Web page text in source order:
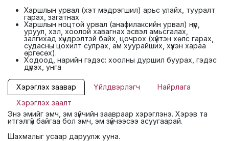
Харшлын урвал (хэт мэдрэгшил) арьс улайх, тууралт
гарах, загатнах
Харшлын ноцтой урвал (анафилаксийн урвал) нүүр,
уруул, хэл, хоолой хавагнах эсвэл амьсгалах,
залгихад хүндрэлтэй байх, цочрох (хүйтэн хөлс гарах,
судасны цохилт сулрах, ам хуурайших, хүүхэн хараа
өргөсөх).
Ходоод, нарийн гэдэс: хоолны дуршил буурах, гэдэс
дүүрэх, унга
Хэрэглэх заавар Үйлдвэрлэгч
Найрлага
Хэрэглэх заалт
Энэ эмийг эмч, эм зүйчийн заавраар хэрэглэнэ. Хэрэв та
итгэлгүй байгаа бол эмч, эм зүйчээсээ асуугаарай.
Шахмалыг усаар даруулж ууна.